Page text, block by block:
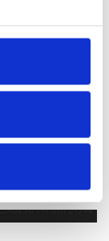
este dublata